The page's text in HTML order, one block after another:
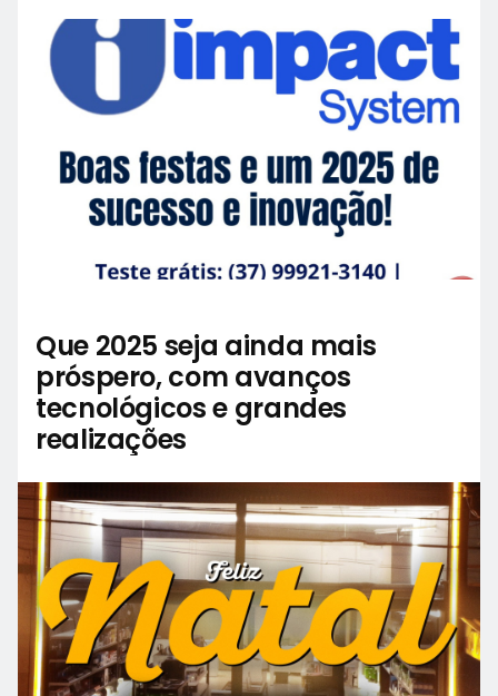
Que 2025 seja ainda mais
próspero, com avanços
tecnológicos e grandes
realizações